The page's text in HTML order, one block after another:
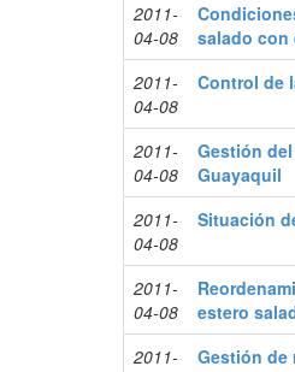
2011-
04-08
salado con
2011-
04-08
Control de
2011-
04-08
Gestión
Guayaquil
2011-
04-08
Situación
2011-
04-08
estero
2011-
Gestión